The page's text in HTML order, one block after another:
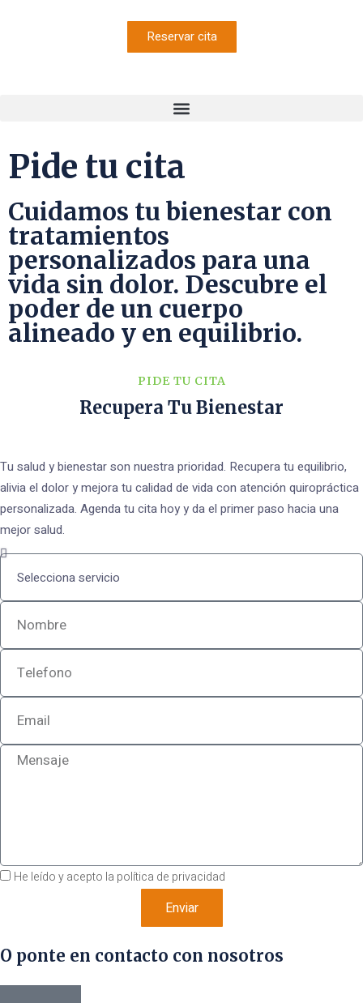
Reservar cita
Pide tu cita
Cuidamos tu bienestar con
tratamientos
personalizados para una
vida sin dolor. Descubre el
poder de un cuerpo
alineado y en equilibrio.
PIDE TU CITA
Recupera Tu Bienestar
Tu salud y bienestar son nuestra prioridad. Recupera tu equilibrio,
alivia el dolor y mejora tu calidad de vida con atención quiropráctica
personalizada. Agenda tu cita hoy y da el primer paso hacia una
mejor salud.
He leído y acepto la política de privacidad
Enviar
O ponte en contacto con nosotros